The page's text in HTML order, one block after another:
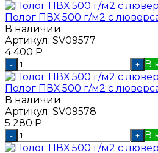
Полог ПВХ 500 г/м2 с
В наличии
Артикул: SV09577
4 400 Р
- + В
Полог ПВХ 500 г/м2 с
В наличии
Артикул: SV09578
5 280 Р
- + В